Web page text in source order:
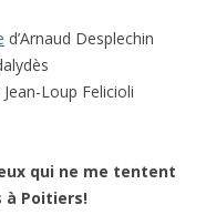
d’Arnaud Desplechin
Jean-Loup Felicioli
qui ne me tentent
à Poitiers!